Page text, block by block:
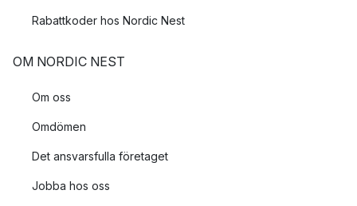
Rabattkoder hos Nordic Nest
OM NORDIC NEST
Om oss
Omdömen
Det ansvarsfulla företaget
Jobba hos oss